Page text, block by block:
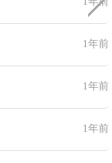
1年前
1年前
1年前